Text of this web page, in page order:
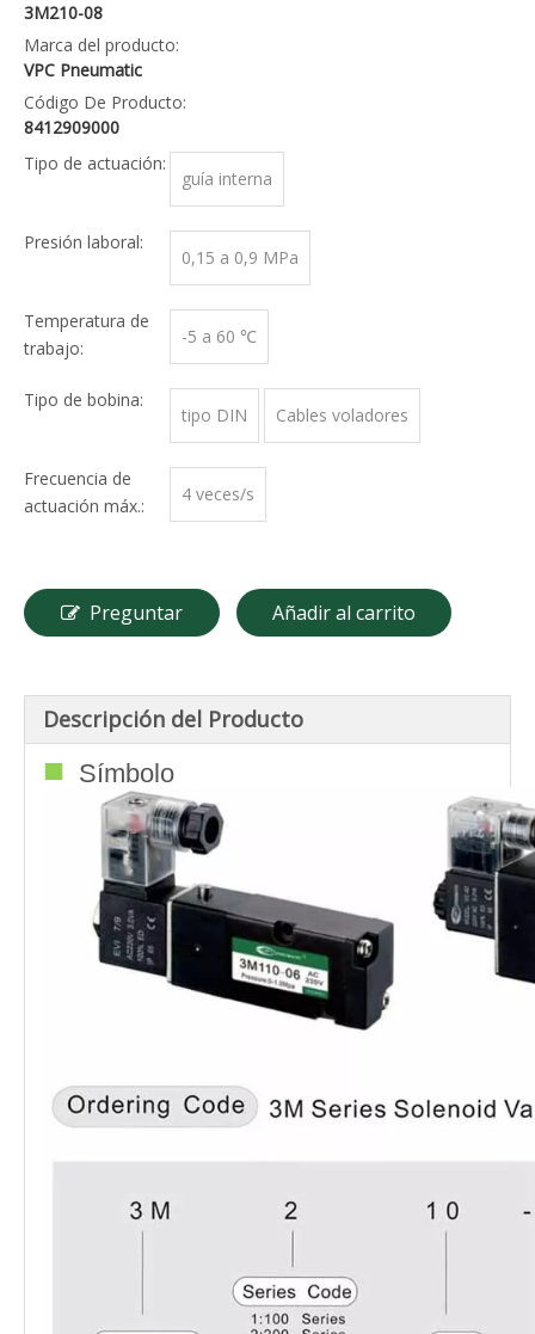
3M210-08
Marca del producto:
VPC Pneumatic
Código De Producto:
8412909000
Tipo de actuación:
guía interna
Presión laboral:
0,15 a 0,9 MPa
Temperatura de
trabajo:
-5 a 60 ℃
Tipo de bobina:
tipo DIN Cables voladores
Frecuencia de
actuación máx.:
4 veces/s
Preguntar Añadir al carrito
Descripción del Producto
■ Símbolo